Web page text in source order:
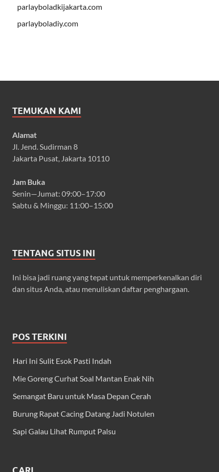
parlayboladkijakarta.com
parlayboladiy.com
TEMUKAN KAMI
Alamat
Jl. Jend. Sudirman 8
Jakarta Pusat, Jakarta 10110
Jam Buka
Senin—Jumat: 09:00–17:00
Sabtu & Minggu: 11:00–15:00
TENTANG SITUS INI
Ini bisa jadi ruang yang tepat untuk memperkenalkan diri
dan situs Anda, atau menuliskan daftar penghargaan.
POS TERKINI
Hari Ini Sulit Esok Pasti Indah
Mie Goreng Curhat Soal Mantan Enak Nih
Semangat Baru untuk Masa Depan Cerah
Burung Rapat Cacing Datang Jadi Notulen
Sapi Galau Lihat Rumput Palsu